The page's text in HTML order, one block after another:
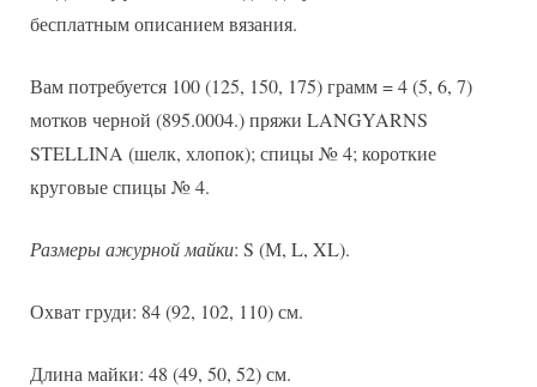
бесплатным описанием вязания.
Вам потребуется 100 (125, 150, 175) грамм = 4 (5, 6, 7)
мотков черной (895.0004.) пряжи LANGYARNS
STELLINA (шелк, хлопок); спицы № 4; короткие
круговые спицы № 4.
Размеры ажурной майки: S (М, L, XL).
Охват груди: 84 (92, 102, 110) см.
Длина майки: 48 (49, 50, 52) см.